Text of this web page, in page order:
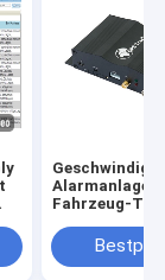
Alarmanlage
Fahrzeug-
optionale